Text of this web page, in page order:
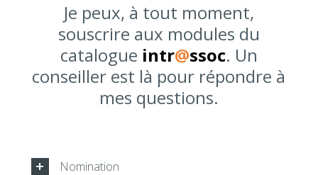
Je peux, à tout moment,
souscrire aux modules du
catalogue intr@ssoc. Un
conseiller est là pour répondre à
mes questions.
Nomination